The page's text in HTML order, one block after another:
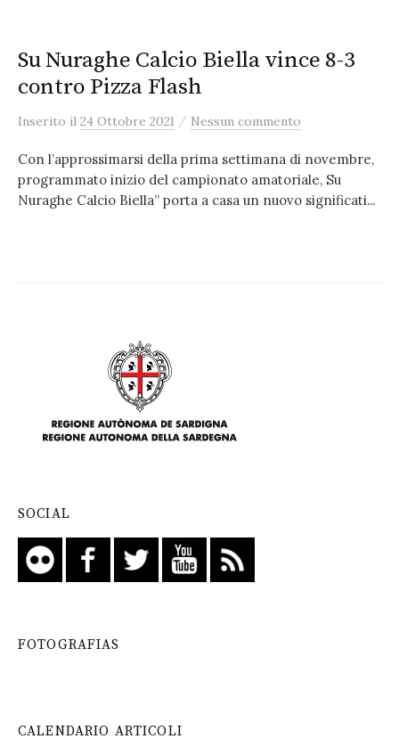
Su Nuraghe Calcio Biella vince 8-3
contro Pizza Flash
Inserito il 24 Ottobre 2021 / Nessun commento
Con l’approssimarsi della prima settimana di novembre,
programmato inizio del campionato amatoriale, Su
Nuraghe Calcio Biella” porta a casa un nuovo significati...
SOCIAL
FOTOGRAFIAS
CALENDARIO ARTICOLI